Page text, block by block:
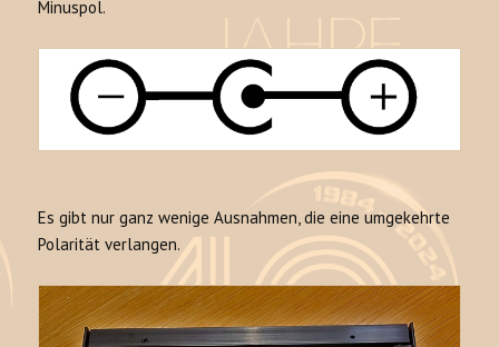
Minuspol.
Es gibt nur ganz wenige Ausnahmen, die eine umgekehrte
Polarität verlangen.